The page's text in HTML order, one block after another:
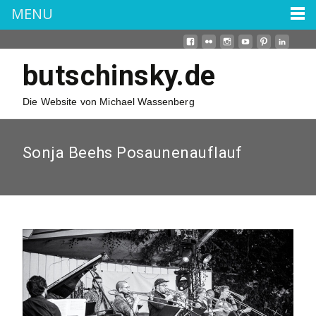
butschinsky.de
Die Website von Michael Wassenberg
Sonja Beehs Posaunenauflauf
MENU